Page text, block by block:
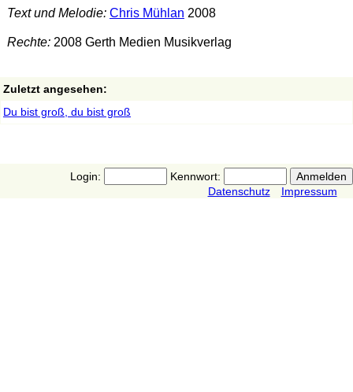
Text und Melodie: Chris Mühlan 2008
Rechte:2008 Gerth Medien Musikverlag
Zuletzt angesehen:
Du bist groß, du bist groß
Login:
Kennwort:
Datenschutz
Impressum